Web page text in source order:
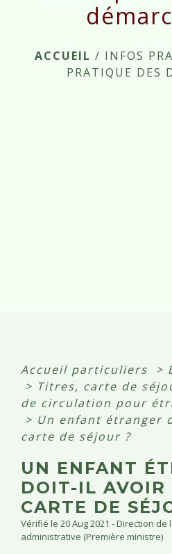
ACCUEIL / INFOS
PRATIQUE DES
Accueil particuliers >
> Titres, carte de
de circulation pour
> Un enfant étranger
carte de séjour ?
UN ENFANT
DOIT-IL AVOIR
CARTE DE
Vérifié le 20 Aug 2021 - Direction
administrative (Première ministre)